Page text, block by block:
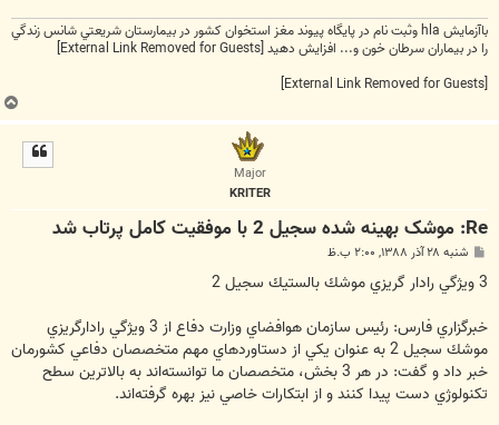
باآزمايش hla وثبت نام در پايگاه پيوند مغز استخوان كشور در بيمارستان شريعتي شانس زندگي
را در بيماران سرطان خون و... افزايش دهيد [External Link Removed for Guests]
[External Link Removed for Guests]
Major
KRITER
Re: موشک بهينه‌ شده سجيل 2 با موفقيت کامل پرتاب شد
ت
شنبه ۲۸ آذر ۱۳۸۸, ۲:۰۰ ب.ظ
3 ويژگي رادار گريزي موشك بالستيك سجيل 2
خبرگزاري فارس: رئيس سازمان هوافضاي وزارت دفاع از 3 ويژگي رادارگريزي
موشك سجيل 2 به عنوان يكي از دستاوردهاي مهم متخصصان دفاعي كشورمان
خبر داد و گفت: در هر 3 بخش، متخصصان ما توانسته‌اند به بالاترين سطح
تكنولوژي دست پيدا كنند و از ابتكارات خاصي نيز بهره گرفته‌اند.